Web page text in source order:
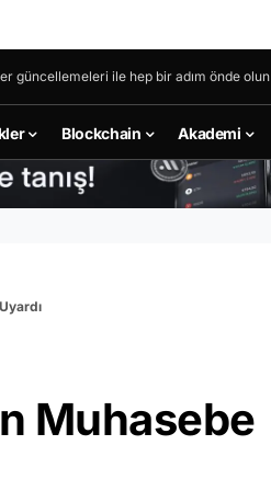
güncellemeleri ile hep bir adım önde olun
Blockchain Akademi
Muhasebe